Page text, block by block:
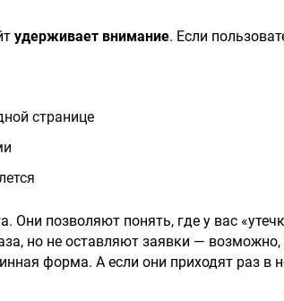
удерживает внимание. Если
странице
Они позволяют понять, где у вас
но не оставляют заявки — возможно,
форма. А если они приходят раз в